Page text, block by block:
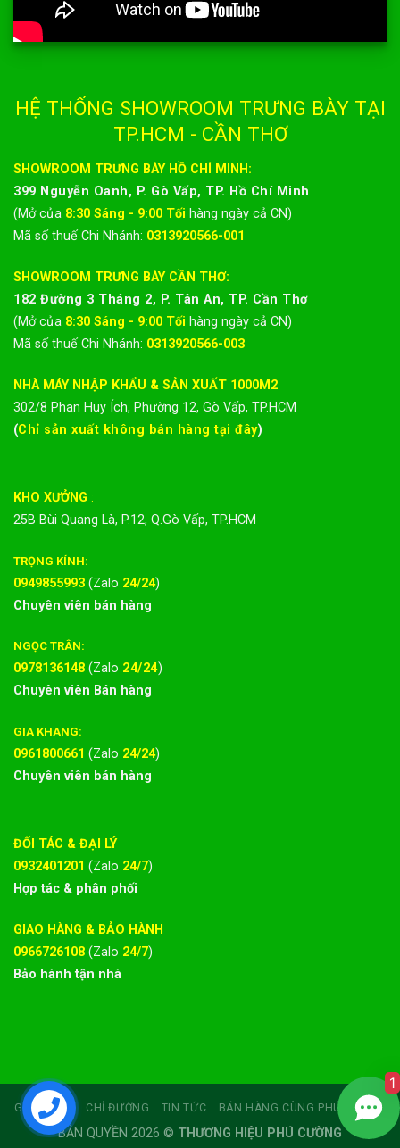
HỆ THỐNG SHOWROOM TRƯNG BÀY
TẠI TP.HCM - CẦN THƠ
SHOWROOM TRƯNG BÀY HỒ CHÍ MINH:
399 Nguyễn Oanh, P. Gò Vấp, TP. Hồ Chí Minh
(Mở cửa 8:30 Sáng - 9:00 Tối hàng ngày cả CN)
Mã số thuế Chi Nhánh: 0313920566-001
SHOWROOM TRƯNG BÀY CẦN THƠ:
182 Đường 3 Tháng 2, P. Tân An, TP. Cần Thơ
(Mở cửa 8:30 Sáng - 9:00 Tối hàng ngày cả CN)
Mã số thuế Chi Nhánh: 0313920566-003
NHÀ MÁY NHẬP KHẨU & SẢN XUẤT 1000M2
302/8 Phan Huy Ích, Phường 12, Gò Vấp, TP.HCM
(Chỉ sản xuất không bán hàng tại đây)
KHO XƯỞNG
25B Bùi Quang Là, P.12, Q.Gò Vấp, TP.HCM
TRỌNG KÍNH:
0949855993 (Zalo 24/24)
Chuyên viên bán hàng
NGỌC TRÂN:
0978136148 (Zalo 24/24)
Chuyên viên Bán hàng
GIA KHANG:
0961800661 (Zalo 24/24)
Chuyên viên bán hàng
ĐỐI TÁC & ĐẠI LÝ
0932401201 (Zalo 24/7)
Hợp tác & phân phối
GIAO HÀNG & BẢO HÀNH
0966726108 (Zalo 24/7)
Bảo hành tận nhà
GIỚI THIỆU CHỈ ĐƯỜNG
TIN TỨC
1